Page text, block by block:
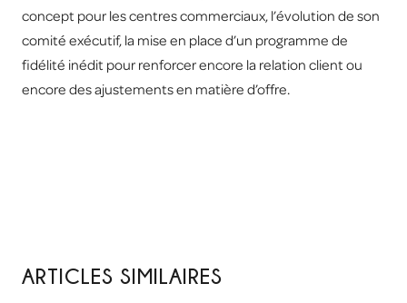
concept pour les centres commerciaux, l’évolution de son
comité exécutif, la mise en place d’un programme de
fidélité inédit pour renforcer encore la relation client ou
encore des ajustements en matière d’offre.
ARTICLES SIMILAIRES